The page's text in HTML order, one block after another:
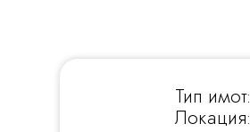
Тип имот:
Локация: